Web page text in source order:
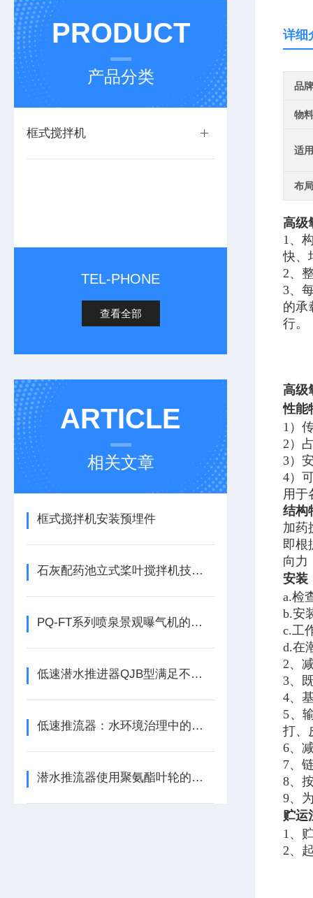
PRODUCT
产品分类
框式搅拌机
TEL-PHONE
查看全部
ARTICLE
相关文章
框式搅拌机安装预埋件
石灰配药池立式桨叶搅拌机技术描述
PQ-FT系列喷泉景观曝气机的实用性
低速潜水推进器QJB型满足不同的水下任务需求
低速推流器：水环境治理中的水流循环助力设备
潜水推流器使用聚氨酯叶轮的优点
详细
品牌
物
适
布
高级
1、
快、
2、
3、
的承
行。
高级
性能
1）
2）
3）
4）
用于
结构
加药
即根
向力
安装
a.检
b.安
c.工
d.在
2、
3、
4、
5、
打、
6、
7、
8、
9、
贮运
1、
2、